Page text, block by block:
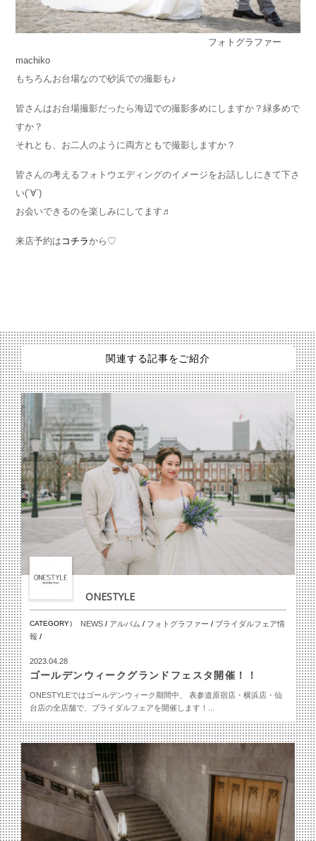
フォトグラファー
machiko
もちろんお台場なので砂浜での撮影も♪
皆さんはお台場撮影だったら海辺での撮影多めにしますか？緑多めで
すか？
それとも、お二人のように両方ともで撮影しますか？
皆さんの考えるフォトウエディングのイメージをお話ししにきて下さ
い(´∀`)
お会いできるのを楽しみにしてます♬
来店予約は コチラから♡
関連する記事をご紹介
ONESTYLE
CATEGORY） NEWS/ アルバム / フォトグラファー / ブライダルフェア情
報 /
2023.04.28
ゴールデンウィークグランドフェスタ開催！！
ONESTYLEではゴールデンウィーク期間中、 表参道原宿店・横浜店・仙
台店の全店舗で、ブライダルフェアを開催します！...